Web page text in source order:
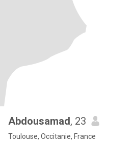
Abdousamad, 23
Toulouse, Occitanie, France